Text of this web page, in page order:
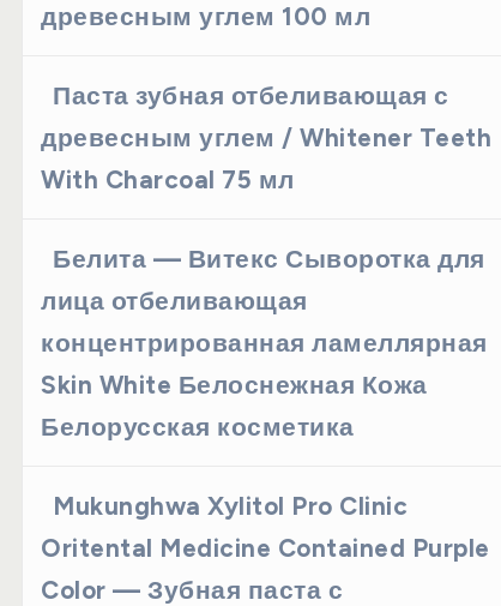
древесным углем 100 мл
Паста зубная отбеливающая с
древесным углем / Whitener Teeth
With Charcoal 75 мл
Белита — Витекс Сыворотка для
лица отбеливающая
концентрированная ламеллярная
Skin White Белоснежная Кожа
Белорусская косметика
Mukunghwa Xylitol Pro Clinic
Oritental Medicine Contained Purple
Color — Зубная паста с